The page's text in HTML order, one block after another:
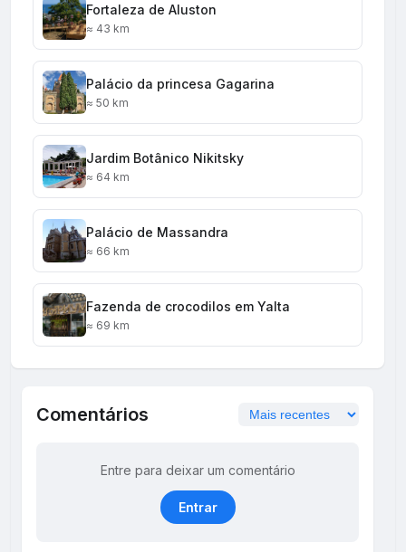
Fortaleza de Aluston
≈ 43 km
Palácio da princesa Gagarina
≈ 50 km
Jardim Botânico Nikitsky
≈ 64 km
Palácio de Massandra
≈ 66 km
Fazenda de crocodilos em Yalta
≈ 69 km
Comentários
Entre para deixar um comentário
Entrar